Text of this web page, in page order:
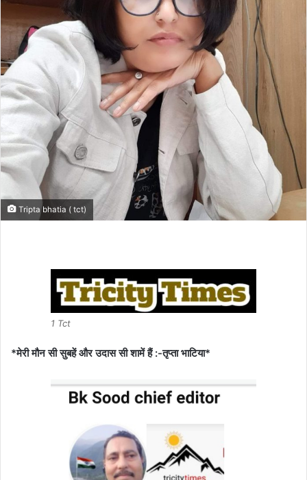
Tripta bhatia ( tct)
1 Tct
*मेरी मौन सी सुबहें और उदास सी शामें हैं :-तृप्ता भाटिया*